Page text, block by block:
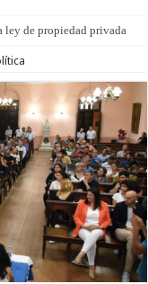
ley de propiedad privada